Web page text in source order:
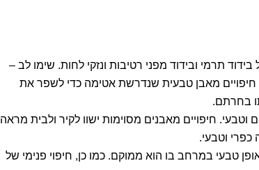
תרמי ובידוד מפני רטיבות ונזקי לחות. שימו לב –
מאבן טבעית שנדרשת אטימה כדי לשפר את
בחרתם.
וטבעי. חיפויים מאבנים מסוימות ישוו לקיר ולבית מראה
כפרי וטבעי.
טבעי במרחב בו הוא ממוקם. כמו כן, חיפוי פנימי של